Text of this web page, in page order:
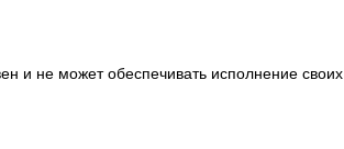
и не может обеспечивать исполнение